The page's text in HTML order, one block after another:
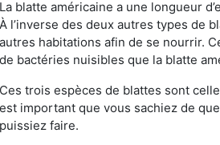
La blatte américaine a une longueur
À l’inverse des deux autres types de
autres habitations afin de se nourrir.
de bactéries nuisibles que la blatte
Ces trois espèces de blattes sont
est important que vous sachiez de
puissiez faire.